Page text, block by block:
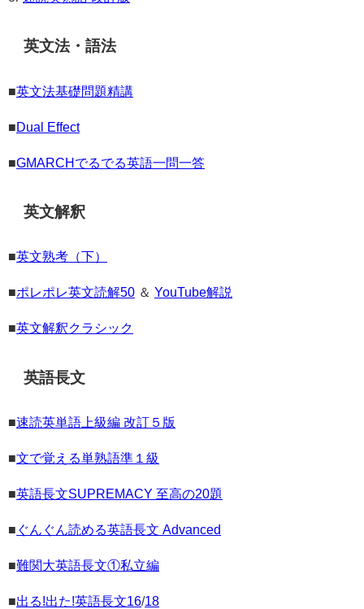
英文法・語法
■英文法基礎問題精講
■Dual Effect
■GMARCHでるでる英語一問一答
英文解釈
■英文熟考（下）
■ポレポレ英文読解50 ＆ YouTube解説
■英文解釈クラシック
英語長文
■速読英単語上級編 改訂５版
■文で覚える単熟語準１級
■英語長文SUPREMACY 至高の20題
■ ぐんぐん読める英語長文 Advanced
■難関大英語長文①私立編
■出る!出た!英語長文16/18